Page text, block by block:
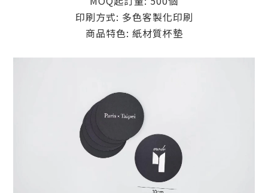
印刷方式: 多色客製化印刷
商品特色: 紙材質杯墊